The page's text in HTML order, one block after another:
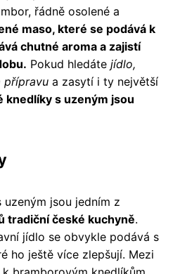
řádně osolené a
maso, které se podává k
chutné aroma a zajistí
Pokud hledáte jídlo,
přípravu a zasytí i ty největší
knedlíky s uzeným jsou
jsou jedním z
tradiční české kuchyně.
jídlo se obvykle podává s
ho ještě více zlepšují. Mezi